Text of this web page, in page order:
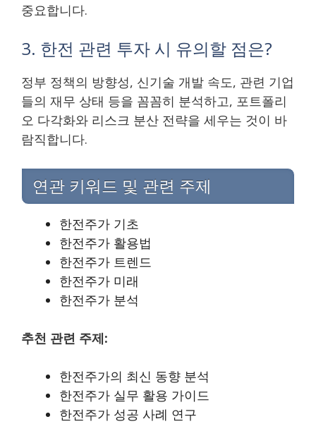
중요합니다.
3. 한전 관련 투자 시 유의할 점은?
정부 정책의 방향성, 신기술 개발 속도, 관련 기업
들의 재무 상태 등을 꼼꼼히 분석하고, 포트폴리
오 다각화와 리스크 분산 전략을 세우는 것이 바
람직합니다.
연관 키워드 및 관련 주제
한전주가 기초
한전주가 활용법
한전주가 트렌드
한전주가 미래
한전주가 분석
추천 관련 주제:
한전주가의 최신 동향 분석
한전주가 실무 활용 가이드
한전주가 성공 사례 연구